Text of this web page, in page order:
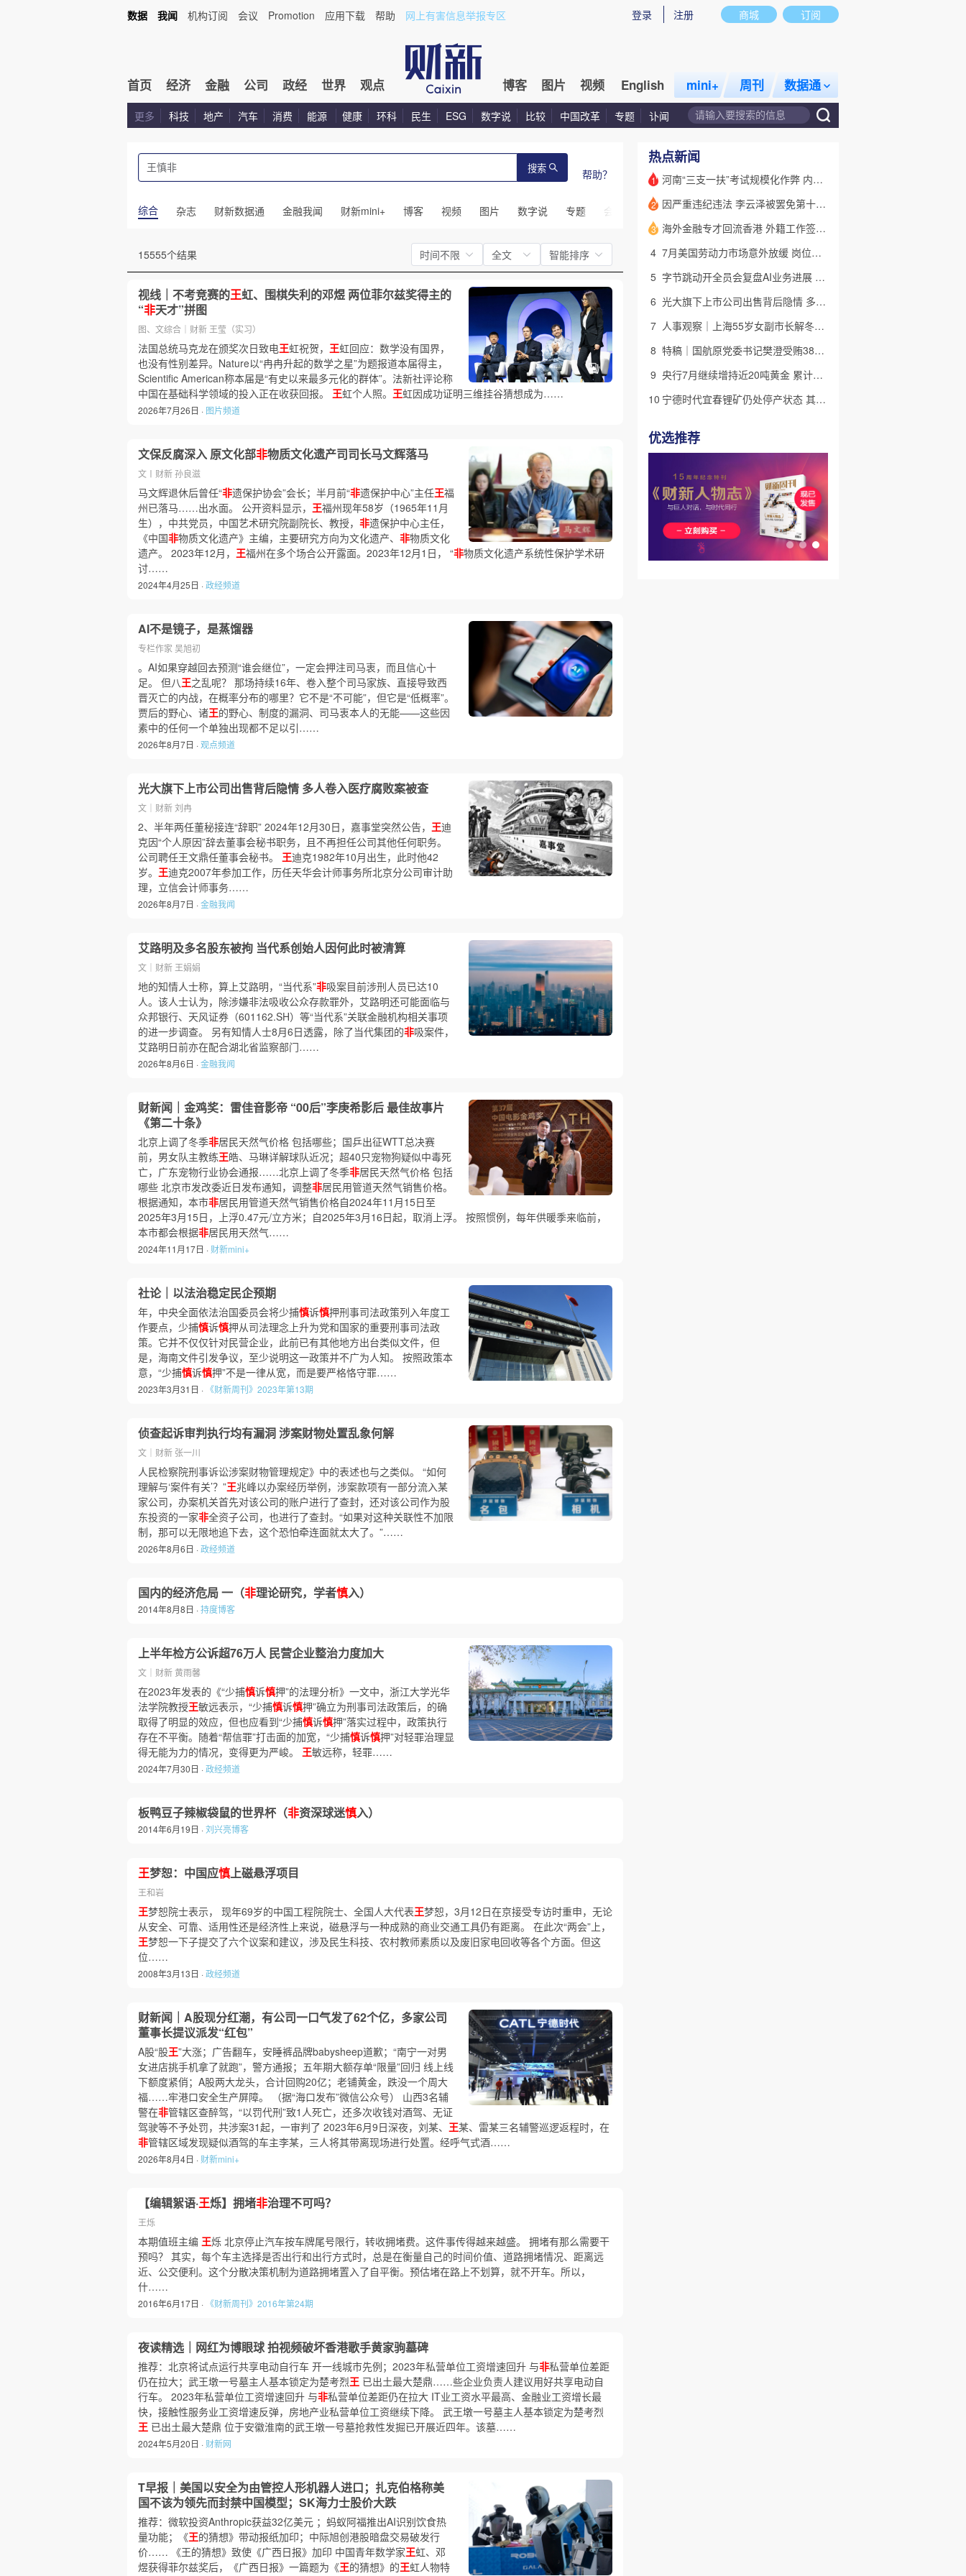
商城 订阅
登录 注册
数据 我闻 机构订阅 会议 Promotion 应用下载 帮助 网上有害信息举报专区
首页 经济 金融 公司 政经 世界 观点 博客 图片 视频 English mini+ 周刊 数据通
更多 科技 地产 汽车 消费 能源 健康 环科 民生 ESG 数字说 比较 中国改革 专题 讣闻
搜索 帮助？
综合 杂志 财新数据通 金融我闻 财新mini+ 博客 视频 图片 数字说 专题 会议 话题 特别呈现 私房课
15555个结果 时间不限 全文 智能排序
视线｜不考竞赛的王虹、围棋失利的邓煜 两位菲尔兹奖得主的
“非天才”拼图
图、文综合｜财新 王莹（实习）
法国总统马克龙在颁奖次日致电王虹祝贺， 王虹回应：数学没有国界，
也没有性别差异。Nature以“冉冉升起的数学之星”为题报道本届得主，
Scientific American称本届是“有史以来最多元化的群体”。法新社评论称
中国在基础科学领域的投入正在收获回报。 王虹个人照。 王虹因成功证明三维挂谷猜想成为……
2026年7月26日 · 图片频道
文保反腐深入 原文化部非物质文化遗产司司长马文辉落马
文〡财新 孙良滋
马文辉退休后曾任“非遗保护协会”会长；半月前“非遗保护中心”主任王福
州已落马……出水面。 公开资料显示， 王福州现年58岁（1965年11月
生），中共党员，中国艺术研究院副院长、教授， 非遗保护中心主任，
《中国非物质文化遗产》主编，主要研究方向为文化遗产、 非物质文化
遗产。 2023年12月， 王福州在多个场合公开露面。2023年12月1日， “非物质文化遗产系统性保护学术研
讨……
2024年4月25日 ·政经频道
AI不是镜子，是蒸馏器
专栏作家 吴旭初
。AI如果穿越回去预测“谁会继位”，一定会押注司马衷，而且信心十
足。 但八王之乱呢？ 那场持续16年、卷入整个司马家族、直接导致西
晋灭亡的内战，在概率分布的哪里？它不是“不可能”，但它是“低概率”。
贾后的野心、诸王的野心、制度的漏洞、司马衷本人的无能——这些因
素中的任何一个单独出现都不足以引……
2026年8月7日 ·观点频道
光大旗下上市公司出售背后隐情 多人卷入医疗腐败案被查
文｜财新 刘冉
2、半年两任董秘接连“辞职” 2024年12月30日，嘉事堂突然公告， 王迪
克因“个人原因”辞去董事会秘书职务，且不再担任公司其他任何职务。
公司聘任王文鼎任董事会秘书。 王迪克1982年10月出生，此时他42
岁。 王迪克2007年参加工作，历任天华会计师事务所北京分公司审计助
理，立信会计师事务……
2026年8月7日 ·金融我闻
艾路明及多名股东被拘 当代系创始人因何此时被清算
文｜财新 王娟娟
地的知情人士称，算上艾路明，“当代系”非吸案目前涉刑人员已达10
人。该人士认为，除涉嫌非法吸收公众存款罪外，艾路明还可能面临与
众邦银行、天风证券（601162.SH）等“当代系”关联金融机构相关事项
的进一步调查。 另有知情人士8月6日透露，除了当代集团的非吸案件，
艾路明日前亦在配合湖北省监察部门……
2026年8月6日 ·金融我闻
财新闻｜金鸡奖：雷佳音影帝 “00后”李庚希影后 最佳故事片
《第二十条》
北京上调了冬季非居民天然气价格 包括哪些；国乒出征WTT总决赛
前，男女队主教练王皓、马琳详解球队近况；超40只宠物狗疑似中毒死
亡，广东宠物行业协会通报……北京上调了冬季非居民天然气价格 包括
哪些 北京市发改委近日发布通知，调整非居民用管道天然气销售价格。
根据通知，本市非居民用管道天然气销售价格自2024年11月15日至
2025年3月15日，上浮0.47元/立方米；自2025年3月16日起，取消上浮。 按照惯例，每年供暖季来临前，
本市都会根据非居民用天然气……
2024年11月17日 · 财新mini+
社论｜以法治稳定民企预期
年，中央全面依法治国委员会将少捕慎诉慎押刑事司法政策列入年度工
作要点，少捕慎诉慎押从司法理念上升为党和国家的重要刑事司法政
策。它并不仅仅针对民营企业，此前已有其他地方出台类似文件，但
是，海南文件引发争议，至少说明这一政策并不广为人知。 按照政策本
意，“少捕慎诉慎押”不是一律从宽，而是要严格恪守罪……
2023年3月31日 · 《财新周刊》2023年第13期
侦查起诉审判执行均有漏洞 涉案财物处置乱象何解
文｜财新 张一川
人民检察院刑事诉讼涉案财物管理规定》中的表述也与之类似。 “如何
理解与‘案件有关’？”王兆峰以办案经历举例，涉案款项有一部分流入某
家公司，办案机关首先对该公司的账户进行了查封，还对该公司作为股
东投资的一家非全资子公司，也进行了查封。“如果对这种关联性不加限
制，那可以无限地追下去，这个恐怕牵连面就太大了。”……
2026年8月6日 ·政经频道
国内的经济危局 一（非理论研究，学者慎入）
2014年8月8日 ·持度博客
上半年检方公诉超76万人 民营企业整治力度加大
文｜财新 黄雨馨
在2023年发表的《“少捕慎诉慎押”的法理分析》一文中，浙江大学光华
法学院教授王敏远表示，“少捕慎诉慎押”确立为刑事司法政策后，的确
取得了明显的效应，但也应看到“少捕慎诉慎押”落实过程中，政策执行
存在不平衡。随着“帮信罪”打击面的加宽，“少捕慎诉慎押”对轻罪治理显
得无能为力的情况，变得更为严峻。 王敏远称，轻罪……
2024年7月30日 ·政经频道
板鸭豆子辣椒袋鼠的世界杯（非资深球迷慎入）
2014年6月19日 ·刘兴亮博客
王梦恕：中国应慎上磁悬浮项目
王和岩
王梦恕院士表示， 现年69岁的中国工程院院士、全国人大代表王梦恕，3月12日在京接受专访时重申，无论
从安全、可靠、适用性还是经济性上来说，磁悬浮与一种成熟的商业交通工具仍有距离。 在此次“两会”上，
王梦恕一下子提交了六个议案和建议，涉及民生科技、农村教师素质以及废旧家电回收等各个方面。但这
位……
2008年3月13日 ·政经频道
财新闻｜A股现分红潮，有公司一口气发了62个亿，多家公司
董事长提议派发“红包”
A股“股王”大涨；广告翻车，安睡裤品牌babysheep道歉；“南宁一对男
女进店挑手机拿了就跑”，警方通报；五年期大额存单“限量”回归 线上线
下额度紧俏；A股两大龙头，合计回购20亿；老铺黄金，跌没一个周大
福……牢港口安全生产屏障。 （据“海口发布”微信公众号） 山西3名辅
警在非管辖区查醉驾，“以罚代刑”致1人死亡，还多次收钱对酒驾、无证
驾驶等不予处罚，共涉案31起，一审判了 2023年6月9日深夜，刘某、 王某、雷某三名辅警巡逻返程时，在
非管辖区域发现疑似酒驾的车主李某，三人将其带离现场进行处置。经呼气式酒……
2026年8月4日 · 财新mini+
【编辑絮语·王烁】拥堵非治理不可吗？
王烁
本期值班主编 王烁 北京停止汽车按车牌尾号限行，转收拥堵费。这件事传得越来越盛。 拥堵有那么需要干
预吗？ 其实，每个车主选择是否出行和出行方式时，总是在衡量自己的时间价值、道路拥堵情况、距离远
近、公交便利。这个分散决策机制为道路拥堵置入了自平衡。预估堵在路上不划算，就不开车。所以，
什……
2016年6月17日 · 《财新周刊》2016年第24期
夜读精选｜网红为博眼球 拍视频破坏香港歌手黄家驹墓碑
推荐：北京将试点运行共享电动自行车 开一线城市先例；2023年私营单位工资增速回升 与非私营单位差距
仍在拉大；武王墩一号墓主人基本锁定为楚考烈王 已出土最大楚鼎……些企业负责人建议用好共享电动自
行车。 2023年私营单位工资增速回升 与非私营单位差距仍在拉大 IT业工资水平最高、金融业工资增长最
快，接触性服务业工资增速反弹，房地产业私营单位工资继续下降。 武王墩一号墓主人基本锁定为楚考烈
王 已出土最大楚鼎 位于安徽淮南的武王墩一号墓抢救性发掘已开展近四年。该墓……
2024年5月20日 · 财新网
T早报｜美国以安全为由管控人形机器人进口；扎克伯格称美
国不该为领先而封禁中国模型；SK海力士股价大跌
推荐：微软投资Anthropic获益32亿美元 ；蚂蚁阿福推出AI识别饮食热
量功能；《王的猜想》带动报纸加印；中际旭创港股暗盘交易破发行
价…… 《王的猜想》致使《广西日报》加印 中国青年数学家王虹、邓
煜获得菲尔兹奖后，《广西日报》一篇题为《王的猜想》的王虹人物特
热点新闻
1 河南“三支一扶”考试规模化作弊 内外勾结提前获取试卷
2 因严重违纪违法 李云泽被罢免第十四届全国人大代表职务
3
海外金融专才回流香港 外籍工作签证翻倍
4
7月美国劳动力市场意外放缓 岗位减少2.3万个失业率降至4.1%
5
字节跳动开全员会复盘AI业务进展 称大模型被海外竞对拉开差距
6
光大旗下上市公司出售背后隐情 多人卷入医疗腐败案被查
7
人事观察｜上海55岁女副市长解冬进京 候任中国侨联副主席
8
特稿｜国航原党委书记樊澄受贿3847万元二审待宣判 否认大多数指控
9
央行7月继续增持近20吨黄金 累计储备超过7600万盎司
10
宁德时代宜春锂矿仍处停产状态 其动向影响国内锂资源供需格局
优选推荐